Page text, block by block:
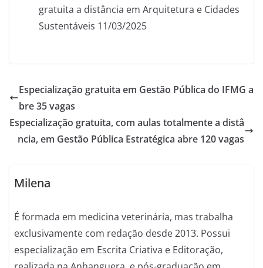
gratuita a distância em Arquitetura e Cidades
Sustentáveis 11/03/2025
Especialização gratuita em Gestão Pública do IFMG a
bre 35 vagas
Especialização gratuita, com aulas totalmente a distâ
ncia, em Gestão Pública Estratégica abre 120 vagas
Milena
É formada em medicina veterinária, mas trabalha
exclusivamente com redação desde 2013. Possui
especialização em Escrita Criativa e Editoração,